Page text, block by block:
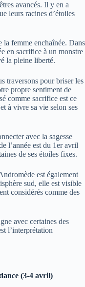
avancés. Il y en a
leurs racines d’étoiles
la femme enchaînée. Dans
en sacrifice à un monstre
la pleine liberté.
traversons pour briser les
propre sentiment de
comme sacrifice est ce
à vivre sa vie selon ses
avec la sagesse
l’année est du 1er avril
de ses étoiles fixes.
est également
sud, elle est visible
considérés comme des
avec certaines des
l’interprétation
(3-4 avril)